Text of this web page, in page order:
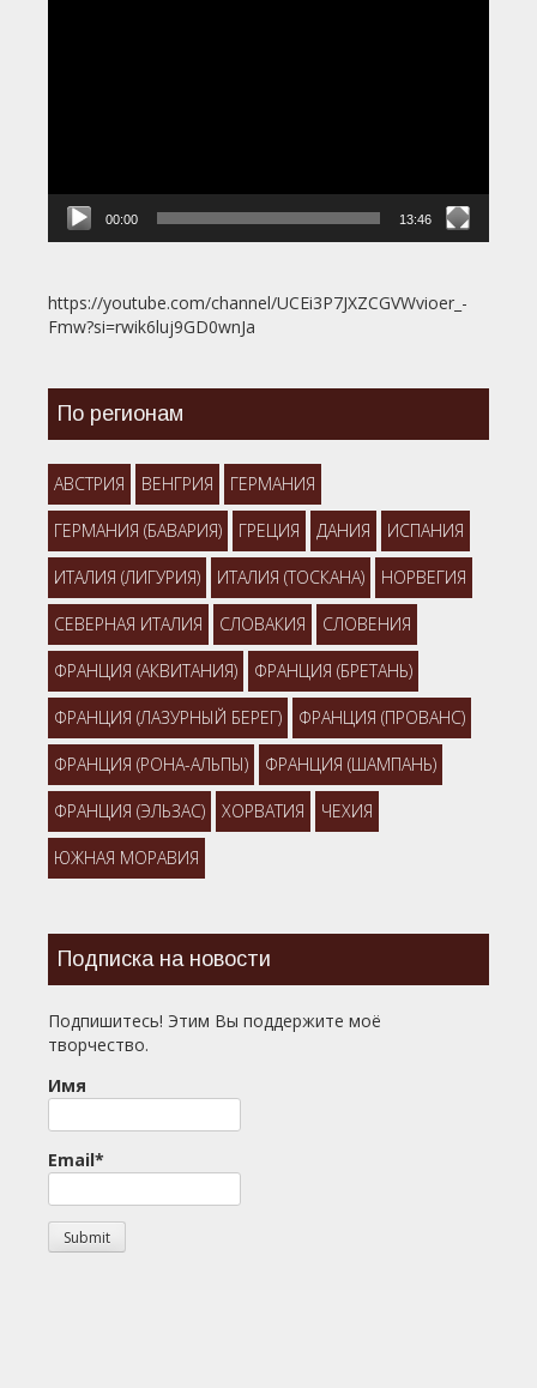
00:00 13:46
https://youtube.com/channel/UCEi3P7JXZCGVWvioer_-
Fmw?si=rwik6luj9GD0wnJa
По регионам
АВСТРИЯ ВЕНГРИЯ ГЕРМАНИЯ
ГЕРМАНИЯ (БАВАРИЯ) ГРЕЦИЯ ДАНИЯ ИСПАНИЯ
ИТАЛИЯ (ЛИГУРИЯ) ИТАЛИЯ (ТОСКАНА) НОРВЕГИЯ
СЕВЕРНАЯ ИТАЛИЯ СЛОВАКИЯ СЛОВЕНИЯ
ФРАНЦИЯ (АКВИТАНИЯ) ФРАНЦИЯ (БРЕТАНЬ)
ФРАНЦИЯ (ЛАЗУРНЫЙ БЕРЕГ) ФРАНЦИЯ (ПРОВАНС)
ФРАНЦИЯ (РОНА-АЛЬПЫ) ФРАНЦИЯ (ШАМПАНЬ)
ФРАНЦИЯ (ЭЛЬЗАС) ХОРВАТИЯ ЧЕХИЯ
ЮЖНАЯ МОРАВИЯ
Подписка на новости
Подпишитесь! Этим Вы поддержите моё
творчество.
Имя
Email*